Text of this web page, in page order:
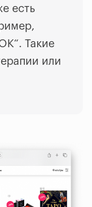
есть
Такие
или